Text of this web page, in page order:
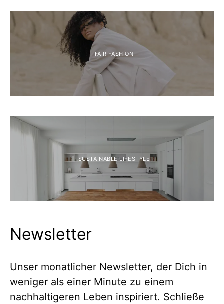
- FAIR FASHION
- SUSTAINABLE LIFESTYLE
Newsletter
Unser monatlicher Newsletter, der Dich in
weniger als einer Minute zu einem
nachhaltigeren Leben inspiriert. Schließe